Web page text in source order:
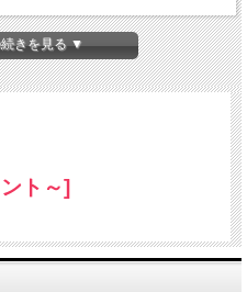
＆健やかさ
などに
きを見る ▼
ト～]